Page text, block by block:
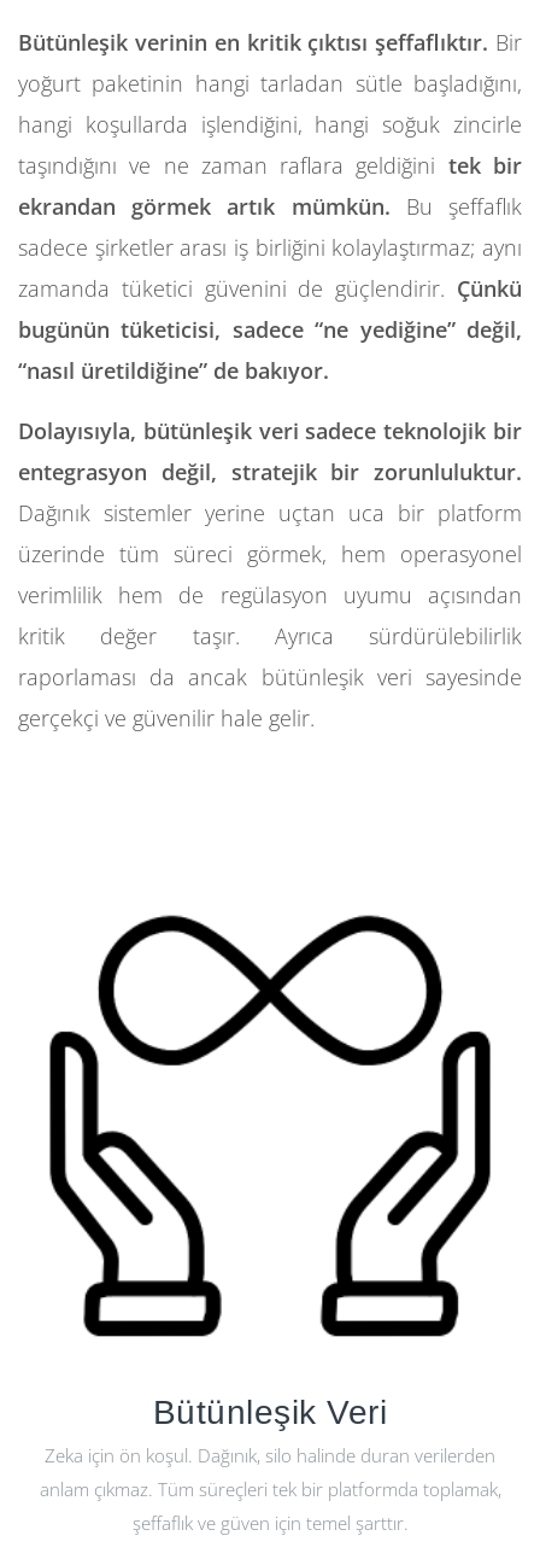
Bütünleşik verinin en kritik çıktısı şeffaflıktır. Bir
yoğurt paketinin hangi tarladan sütle başladığını,
hangi koşullarda işlendiğini, hangi soğuk zincirle
taşındığını ve ne zaman raflara geldiğini tek bir
ekrandan görmek artık mümkün. Bu şeffaflık
sadece şirketler arası iş birliğini kolaylaştırmaz; aynı
zamanda tüketici güvenini de güçlendirir. Çünkü
bugünün tüketicisi, sadece “ne yediğine” değil,
“nasıl üretildiğine” de bakıyor.
Dolayısıyla, bütünleşik veri sadece teknolojik bir
entegrasyon değil, stratejik bir zorunluluktur.
Dağınık sistemler yerine uçtan uca bir platform
üzerinde tüm süreci görmek, hem operasyonel
verimlilik hem de regülasyon uyumu açısından
kritik değer taşır. Ayrıca sürdürülebilirlik
raporlaması da ancak bütünleşik veri sayesinde
gerçekçi ve güvenilir hale gelir.
Bütünleşik Veri
Zeka için ön koşul. Dağınık, silo halinde duran verilerden
anlam çıkmaz. Tüm süreçleri tek bir platformda toplamak,
şeffaflık ve güven için temel şarttır.